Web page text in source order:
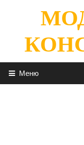
содержимому
Меню